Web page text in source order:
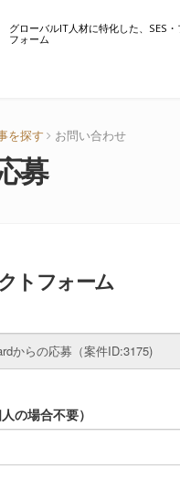
グローバルIT人材に特化した、SES
フォーム
を探す お問い合わせ
募
トフォーム
の場合不要）